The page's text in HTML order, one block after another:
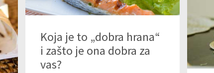
Koja je to „dobra hrana“
i zašto je ona dobra za
vas?